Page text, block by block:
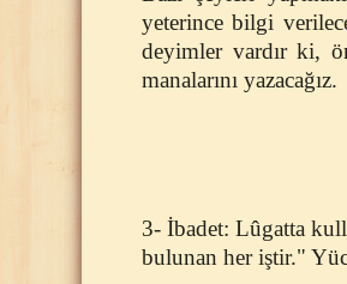
yeterince bilgi
deyimler vardır ki,
manalarını yazacağız.
3- İbadet: Lûgatta
bulunan her iştir."